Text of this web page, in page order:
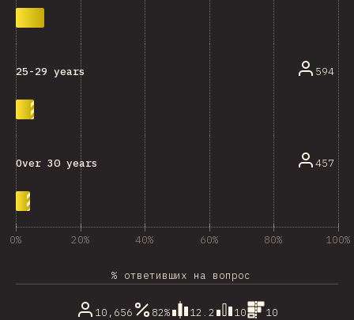
25-29 years 594
Over 30 years 457
0% 20% 40% 60% 80% 100%
% ответивших на вопрос
10,656 82% 12.2 10
10